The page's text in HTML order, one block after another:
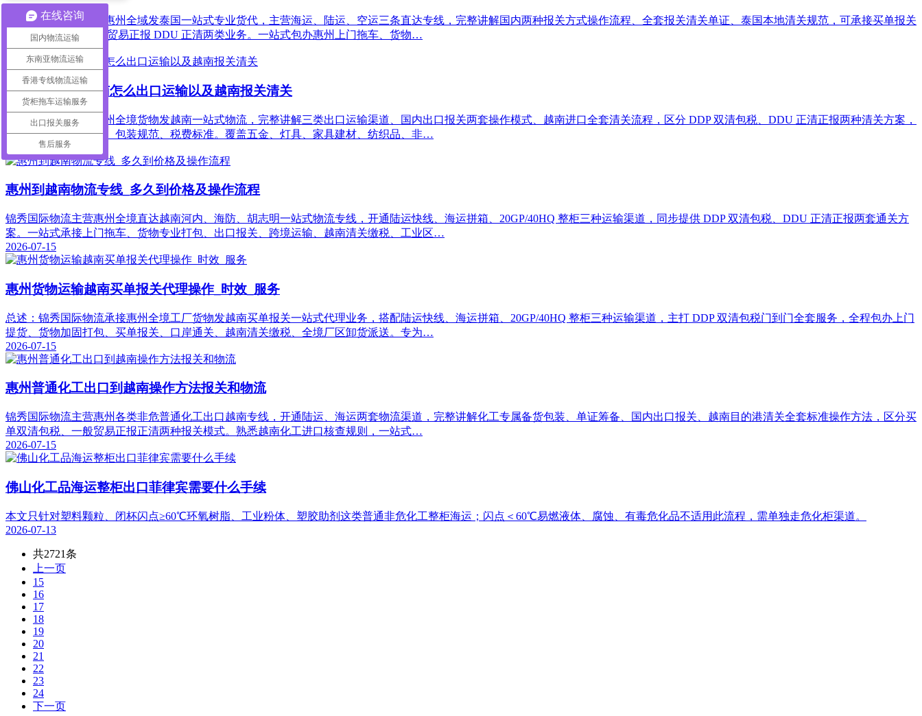
锦秀国际物流是深耕惠州全域发泰国一站式专业货代，主营海运、陆运、空运三条直达专线，完整讲解国内两种报关方式操作流程、全套报关清关单证、泰国本地清关规范，可承接买单报关
DDP 双清包税、一般贸易正报 DDU 正清两类业务。一站式包办惠州上门拖车、货物…
2026-07-15
惠州货物运到越南怎么出口运输以及越南报关清关
锦秀国际物流主营惠州全境货物发越南一站式物流，完整讲解三类出口运输渠道、国内出口报关两套操作模式、越南进口全套清关流程，区分 DDP 双清包税、DDU 正清正报两种清关方案，
梳理全流程必备单证、包装规范、税费标准。覆盖五金、灯具、家具建材、纺织品、非…
2026-07-15
惠州到越南物流专线_多久到价格及操作流程
锦秀国际物流主营惠州全境直达越南河内、海防、胡志明一站式物流专线，开通陆运快线、海运拼箱、20GP/40HQ 整柜三种运输渠道，同步提供 DDP 双清包税、DDU 正清正报两套通关方
案。一站式承接上门拖车、货物专业打包、出口报关、跨境运输、越南清关缴税、工业区…
2026-07-15
惠州货物运输越南买单报关代理操作_时效_服务
总述：锦秀国际物流承接惠州全境工厂货物发越南买单报关一站式代理业务，搭配陆运快线、海运拼箱、20GP/40HQ 整柜三种运输渠道，主打 DDP 双清包税门到门全套服务，全程包办上门
提货、货物加固打包、买单报关、口岸通关、越南清关缴税、全境厂区卸货派送。专为…
2026-07-15
惠州普通化工出口到越南操作方法报关和物流
锦秀国际物流主营惠州各类非危普通化工出口越南专线，开通陆运、海运两套物流渠道，完整讲解化工专属备货包装、单证筹备、国内出口报关、越南目的港清关全套标准操作方法，区分买
单双清包税、一般贸易正报正清两种报关模式。熟悉越南化工进口核查规则，一站式…
2026-07-15
佛山化工品海运整柜出口菲律宾需要什么手续
本文只针对塑料颗粒、闭杯闪点≥60℃环氧树脂、工业粉体、塑胶助剂这类普通非危化工整柜海运；闪点＜60℃易燃液体、腐蚀、有毒危化品不适用此流程，需单独走危化柜渠道。
2026-07-13
共2721条
上一页
15
16
17
18
19
20
21
22
23
24
下一页
在线咨询
国内物流运输
东南亚物流运输
香港专线物流运输
货柜拖车运输服务
出口报关服务
售后服务